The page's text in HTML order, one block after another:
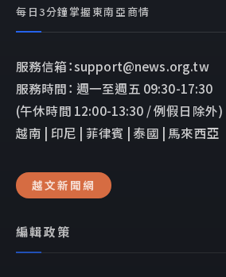
每日3分鐘掌握東南亞商情
服務信箱：support@news.org.tw
服務時間： 週一至週五 09:30-17:30
(午休時間 12:00-13:30 / 例假日除外)
越南 | 印尼 | 菲律賓 | 泰國 | 馬來西亞
越文新聞網
編輯政策